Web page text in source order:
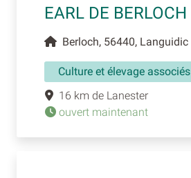
EARL DE BERLOCH
Berloch, 56440, Languidic
Culture et élevage associés
16 km de Lanester
ouvert maintenant